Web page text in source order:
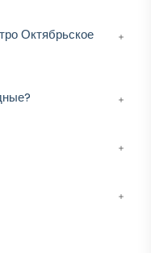
Октябрьское